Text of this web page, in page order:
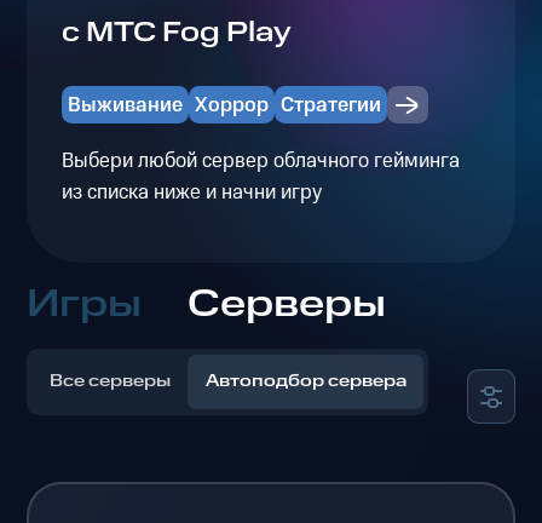
с МТС Fog Play
Выживание Хоррор Стратегии
Выбери любой сервер облачного гейминга
из списка ниже и начни игру
Игры Серверы
Все серверы Автоподбор сервера